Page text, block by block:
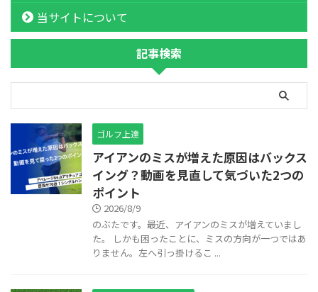
当サイトについて
記事検索
ゴルフ上達
アイアンのミスが増えた原因はバックス
イング？動画を見直して気づいた2つの
ポイント
2026/8/9
のぶたです。最近、アイアンのミスが増えていまし
た。 しかも困ったことに、ミスの方向が一つではあ
りません。左へ引っ掛けるこ ...